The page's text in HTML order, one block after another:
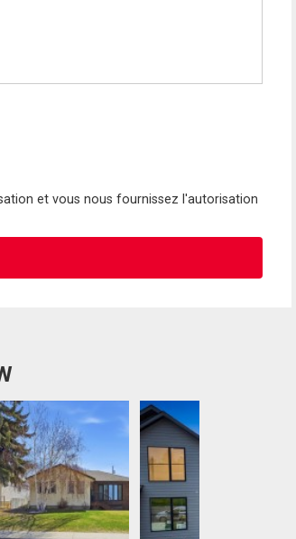
et vous nous fournissez l'autorisation